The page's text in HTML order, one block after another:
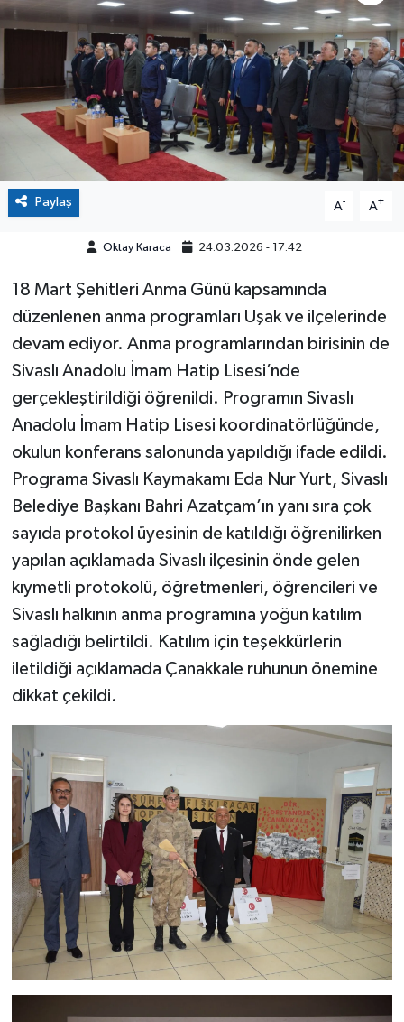
Paylaş A- A+
Oktay Karaca 24.03.2026 - 17:42
18 Mart Şehitleri Anma Günü kapsamında
düzenlenen anma programları Uşak ve ilçelerinde
devam ediyor. Anma programlarından birisinin de
Sivaslı Anadolu İmam Hatip Lisesi’nde
gerçekleştirildiği öğrenildi. Programın Sivaslı
Anadolu İmam Hatip Lisesi koordinatörlüğünde,
okulun konferans salonunda yapıldığı ifade edildi.
Programa Sivaslı Kaymakamı Eda Nur Yurt, Sivaslı
Belediye Başkanı Bahri Azatçam’ın yanı sıra çok
sayıda protokol üyesinin de katıldığı öğrenilirken
yapılan açıklamada Sivaslı ilçesinin önde gelen
kıymetli protokolü, öğretmenleri, öğrencileri ve
Sivaslı halkının anma programına yoğun katılım
sağladığı belirtildi. Katılım için teşekkürlerin
iletildiği açıklamada Çanakkale ruhunun önemine
dikkat çekildi.